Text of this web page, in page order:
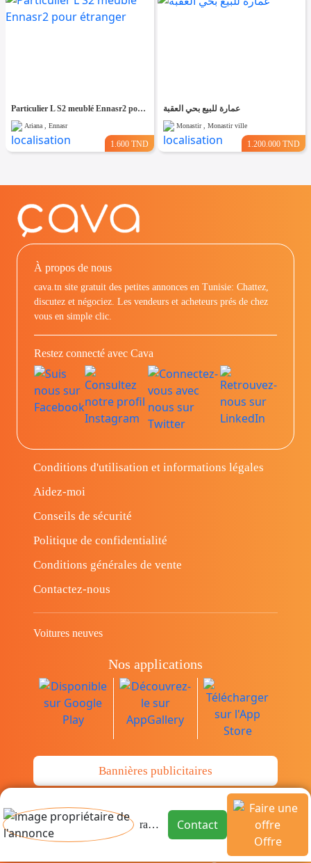
Particulier L S2 meublé Ennasr2 pour étranger
Ariana , Ennasr
1.600 TND
عمارة للبيع بحي العقبة
Monastir , Monastir ville
1.200.000 TND
rachida
Contact
Offre
À propos de nous
cava.tn site gratuit des petites annonces en Tunisie: Chattez,
discutez et négociez. Les vendeurs et acheteurs prés de chez
vous en simple clic.
Restez connecté avec Cava
Conditions d'utilisation et informations légales
Aidez-moi
Conseils de sécurité
Politique de confidentialité
Conditions générales de vente
Contactez-nous
Voitures neuves
Nos applications
Bannières publicitaires
© Copyright 2014-2026 Cava.tn Limited Tous
les droits sont réservés.